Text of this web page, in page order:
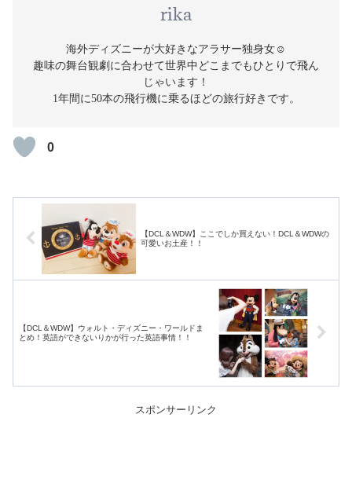
rika
海外ディズニーが大好きなアラサー独身女☺️
趣味の舞台観劇に合わせて世界中どこまでもひとりで飛ん
じゃいます！
1年間に50本の飛行機に乗るほどの旅行好きです。
0
【DCL＆WDW】ここでしか買えない！DCL＆WDWの
可愛いお土産！！
【DCL＆WDW】ウォルト・ディズニー・ワールドま
とめ！英語ができないりかが行った英語事情！！
スポンサーリンク